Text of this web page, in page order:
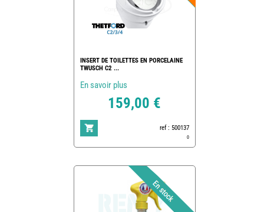
INSERT DE TOILETTES EN PORCELAINE
TWUSCH C2 ...
En savoir plus
159,00 €
ref : 500137
0